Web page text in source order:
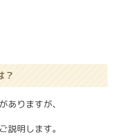
？
ありますが、
説明します。